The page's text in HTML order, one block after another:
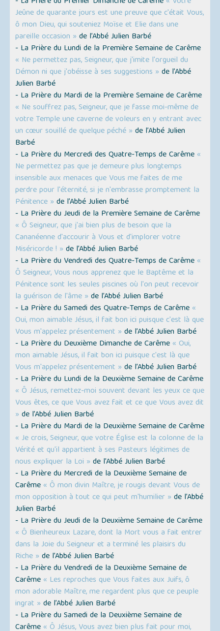
Jeûne de quarante jours est une preuve que c'était Vous,
ô mon Dieu, qui souteniez Moïse et Elie dans une
pareille occasion » de l’Abbé Julien Barbé
- La Prière du Lundi de la Première Semaine de Carême
« Ne permettez pas, Seigneur, que j'imite l'orgueil du
Démon ni que j'obéisse à ses suggestions » de l’Abbé
Julien Barbé
- La Prière du Mardi de la Première Semaine de Carême
« Ne souffrez pas, Seigneur, que je fasse moi-même de
votre Temple une caverne de voleurs en y entrant avec
un cœur souillé de quelque péché » de l’Abbé Julien
Barbé
- La Prière du Mercredi des Quatre-Temps de Carême «
Ne permettez pas que je demeure plus longtemps
insensible aux menaces que Vous me faites de me
perdre pour l'éternité, si je n'embrasse promptement la
Pénitence » de l’Abbé Julien Barbé
- La Prière du Jeudi de la Première Semaine de Carême
« Ô Seigneur, que j'ai bien plus de besoin que la
Cananéenne d'accourir à Vous et d'implorer votre
Miséricorde ! » de l’Abbé Julien Barbé
- La Prière du Vendredi des Quatre-Temps de Carême «
Ô Seigneur, Vous nous apprenez que le Baptême et la
Pénitence sont les seules piscines où l'on peut recevoir
la guérison de l'âme » de l’Abbé Julien Barbé
- La Prière du Samedi des Quatre-Temps de Carême «
Oui, mon aimable Jésus, il fait bon ici puisque c'est là que
Vous m'appelez présentement » de l’Abbé Julien Barbé
- La Prière du Deuxième Dimanche de Carême « Oui,
mon aimable Jésus, il fait bon ici puisque c'est là que
Vous m'appelez présentement » de l’Abbé Julien Barbé
- La Prière du Lundi de la Deuxième Semaine de Carême
« Ô Jésus, remettez-moi souvent devant les yeux ce que
Vous êtes, ce que Vous avez fait et ce que Vous avez dit
» de l’Abbé Julien Barbé
- La Prière du Mardi de la Deuxième Semaine de Carême
« Je crois, Seigneur, que votre Église est la colonne de la
Vérité et qu'il appartient à ses Pasteurs légitimes de
nous expliquer la Loi » de l’Abbé Julien Barbé
- La Prière du Mercredi de la Deuxième Semaine de
Carême « Ô mon divin Maître, je rougis devant Vous de
mon opposition à tout ce qui peut m'humilier » de l’Abbé
Julien Barbé
- La Prière du Jeudi de la Deuxième Semaine de Carême
« Ô Bienheureux Lazare, dont la Mort vous a fait entrer
dans la Joie du Seigneur et a terminé les plaisirs du
Riche » de l’Abbé Julien Barbé
- La Prière du Vendredi de la Deuxième Semaine de
Carême « Les reproches que Vous faites aux Juifs, ô
mon adorable Maître, me regardent plus que ce peuple
ingrat » de l’Abbé Julien Barbé
- La Prière du Samedi de la Deuxième Semaine de
Carême « Ô Jésus, Vous avez bien plus fait pour moi,